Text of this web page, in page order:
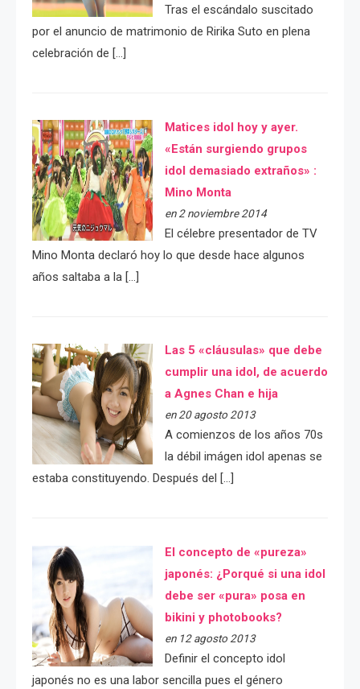
Tras el escándalo suscitado
por el anuncio de matrimonio de Ririka Suto en plena
celebración de […]
Matices idol hoy y ayer.
«Están surgiendo grupos
idol demasiado extraños» :
Mino Monta
en 2 noviembre 2014
El célebre presentador de TV
Mino Monta declaró hoy lo que desde hace algunos
años saltaba a la […]
Las 5 «cláusulas» que debe
cumplir una idol, de acuerdo
a Agnes Chan e hija
en 20 agosto 2013
A comienzos de los años 70s
la débil imágen idol apenas se
estaba constituyendo. Después del […]
El concepto de «pureza»
japonés: ¿Porqué si una idol
debe ser «pura» posa en
bikini y photobooks?
en 12 agosto 2013
Definir el concepto idol
japonés no es una labor sencilla pues el género